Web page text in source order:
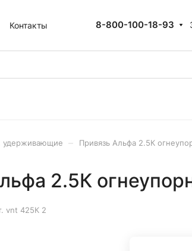
Контакты 8-800-100-18-93
удерживающие Привязь Альфа 2.5К
2.5К
vnt 425К 2